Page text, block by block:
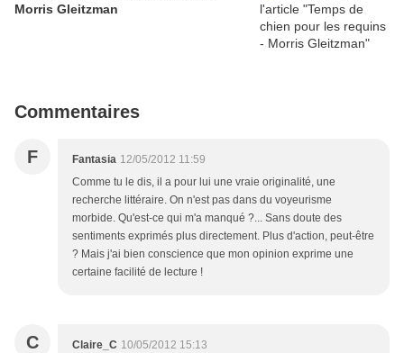
Morris Gleitzman
Commentaires
F Fantasia 12/05/2012 11:59
Comme tu le dis, il a pour lui une vraie originalité, une
recherche littéraire. On n'est pas dans du voyeurisme
morbide. Qu'est-ce qui m'a manqué ?... Sans doute des
sentiments exprimés plus directement. Plus d'action, peut-être
? Mais j'ai bien conscience que mon opinion exprime une
certaine facilité de lecture !
C Claire_C 10/05/2012 15:13